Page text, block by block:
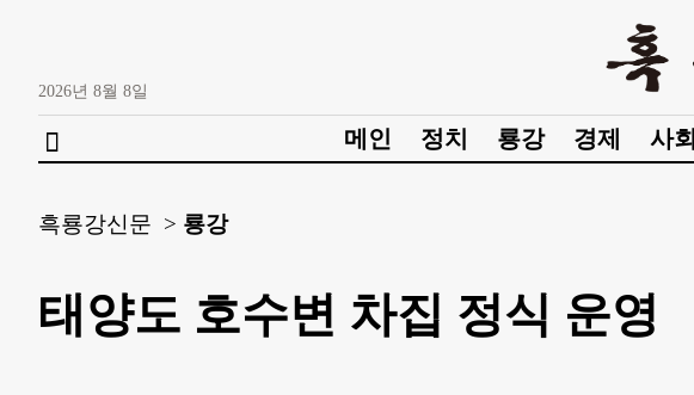
2026년 8월 8일
 메인 정치 룡강 경제 사회
흑룡강신문 > 룡강
태양도 호수변 차집 정식 운영